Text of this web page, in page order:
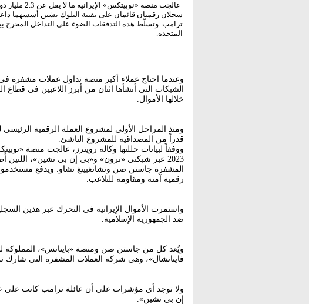
عالجت منصة
سجلان رقميان قائمان على تقنية البلوك تشين أسسهما
ترامب. وتسلّط هذه التدفقات الضوء على التداخل المحرج
المتحدة.
وعندما احتاج عملاء أكبر منصة تداول عملات مشفرة
الشبكات التي أنشأها اثنان من أبرز اللاعبين في قطاع
خلالها الأموال.
ومنذ المراحل الأولى لمشروع العملة الرقمية الرئيسي
قدراً من المصداقية للمشروع الناشئ.
2023 عبر شبكتي «ترون» و«بي إن بي تشين»،
المشفرة جاستن صن وتشانغبينغ تشاو. ويدفع مستخدمو
رقمية آمنة ومقاومة للتلاعب.
واستمرت الأموال الإيرانية في التحرك عبر هذين
ضد الجمهورية الإسلامية.
ويُعد كل من جاستن صن ومنصة «باينانس»، المملوكة
فاينانشال»، وهي شركة العملات المشفرة التي شارك
ولا توجد أي مؤشرات على أن عائلة ترامب كانت على
إن بي تشين».